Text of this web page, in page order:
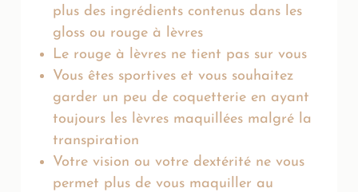
plus des ingrédients contenus dans les
gloss ou rouge à lèvres
Le rouge à lèvres ne tient pas sur vous
Vous êtes sportives et vous souhaitez
garder un peu de coquetterie en ayant
toujours les lèvres maquillées malgré la
transpiration
Votre vision ou votre dextérité ne vous
permet plus de vous maquiller au